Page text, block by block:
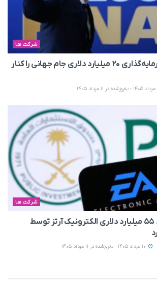
شرکت ها
فیفا طرح جنجالی سرمایه‌گذاری ۲۰ میلیارد دلاری جام جهانی را کنار
شرکت ها
اتحادیه اروپا با خرید ۵۵ میلیارد دلاری الکترونیک آرتز توسط